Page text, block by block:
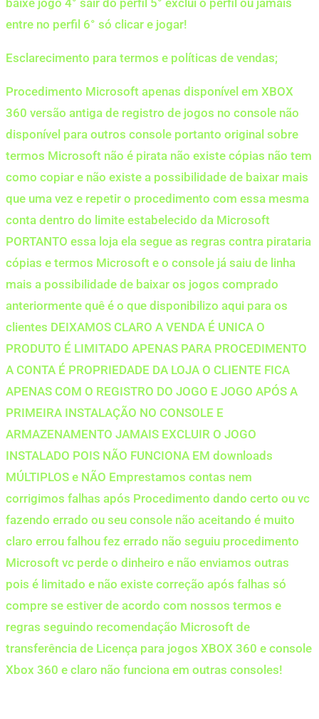
entre no perfil 6° só clicar e jogar!
Esclarecimento para termos e políticas de vendas;
Procedimento Microsoft apenas disponível em XBOX
360 versão antiga de registro de jogos no console não
disponível para outros console portanto original sobre
termos Microsoft não é pirata não existe cópias não tem
como copiar e não existe a possibilidade de baixar mais
que uma vez e repetir o procedimento com essa mesma
conta dentro do limite estabelecido da Microsoft
PORTANTO essa loja ela segue as regras contra pirataria
cópias e termos Microsoft e o console já saiu de linha
mais a possibilidade de baixar os jogos comprado
anteriormente quê é o que disponibilizo aqui para os
clientes DEIXAMOS CLARO A VENDA É UNICA O
PRODUTO É LIMITADO APENAS PARA PROCEDIMENTO
A CONTA É PROPRIEDADE DA LOJA O CLIENTE FICA
APENAS COM O REGISTRO DO JOGO E JOGO APÓS A
PRIMEIRA INSTALAÇÃO NO CONSOLE E
ARMAZENAMENTO JAMAIS EXCLUIR O JOGO
INSTALADO POIS NÃO FUNCIONA EM downloads
MÚLTIPLOS e NÃO Emprestamos contas nem
corrigimos falhas após Procedimento dando certo ou vc
fazendo errado ou seu console não aceitando é muito
claro errou falhou fez errado não seguiu procedimento
Microsoft vc perde o dinheiro e não enviamos outras
pois é limitado e não existe correção após falhas só
compre se estiver de acordo com nossos termos e
regras seguindo recomendação Microsoft de
transferência de Licença para jogos XBOX 360 e console
Xbox 360 e claro não funciona em outras consoles!